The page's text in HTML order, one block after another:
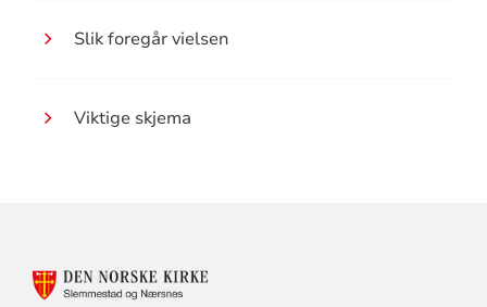
Slik foregår vielsen
Viktige skjema